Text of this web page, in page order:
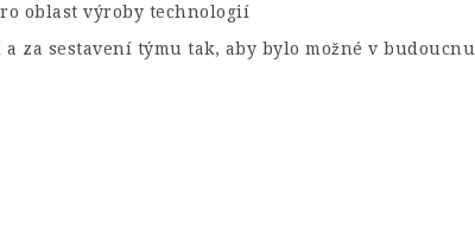
oblast výroby technologií
za sestavení týmu tak, aby bylo možné v budoucnu